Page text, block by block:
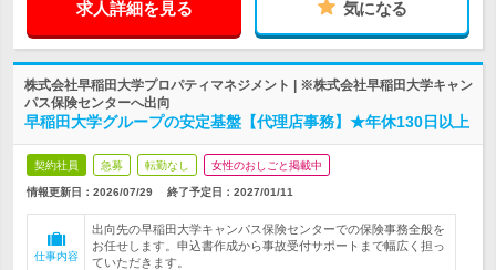
求人詳細を見る 気になる
株式会社早稲田大学プロパティマネジメント | ※株式会社早稲田大学キャン
パス保険センターへ出向
早稲田大学グループの安定基盤【代理店事務】★年休130日以上
契約社員 急募 転勤なし 女性のおしごと掲載中
情報更新日：2026/07/29 終了予定日： 2027/01/11
仕事内容
出向先の早稲田大学キャンパス保険センターでの保険事務全般を
お任せします。申込書作成から事故受付サポートまで幅広く担っ
ていただきます。